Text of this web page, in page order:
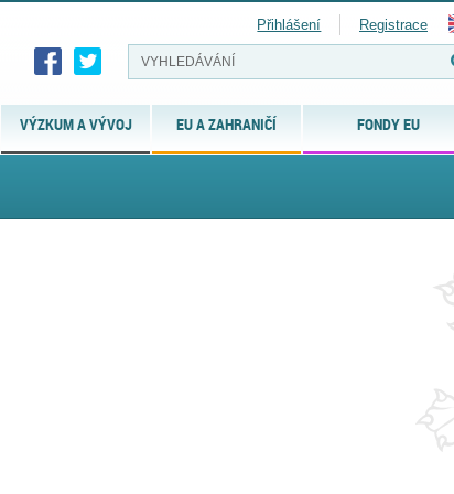
VÝZKUM A VÝVOJ EU A ZAHRANIČÍ FONDY EU
Přihlášení Registrace